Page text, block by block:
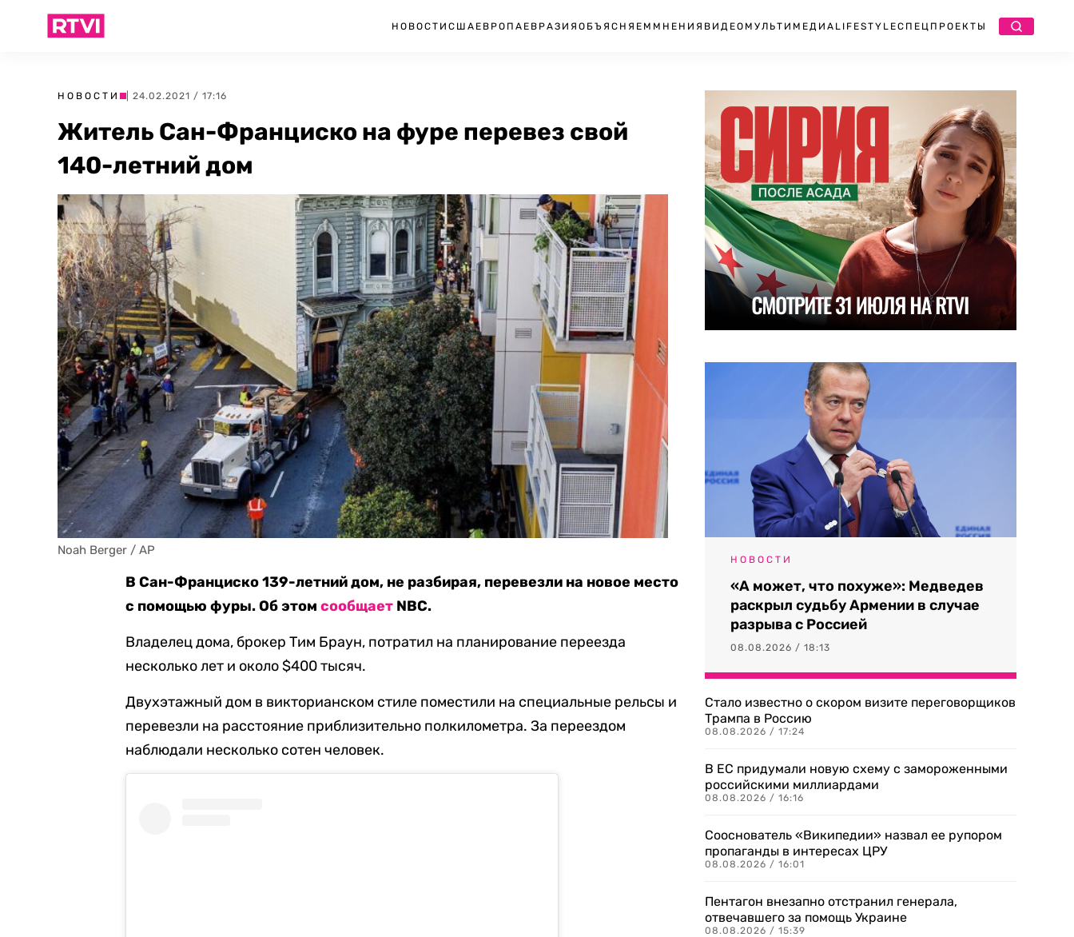
НОВОСТИ США ЕВРОПА ЕВРАЗИЯ ОБЪЯСНЯЕМ МНЕНИЯ ВИДЕО МУЛЬТИМЕДИА LIFESTYLEСПЕЦПРОЕКТЫ
НОВОСТИ | 24.02.2021 / 17:16
Житель Сан-Франциско на фуре перевез свой
140-летний дом
Noah Berger / AP
В Сан-Франциско 139-летний дом, не разбирая, перевезли на новое место
с помощью фуры. Об этомсообщает NBC.
Владелец дома, брокер Тим Браун, потратил на планирование переезда
несколько лет и около $400 тысяч.
Двухэтажный дом в викторианском стиле поместили на специальные рельсы и
перевезли на расстояние приблизительно полкилометра. За переездом
наблюдали несколько сотен человек.
НОВОСТИ
«А может, что похуже»: Медведев
раскрыл судьбу Армении в случае
разрыва с Россией
08.08.2026 / 18:13
Стало известно о скором визите переговорщиков
Трампа в Россию
08.08.2026 / 17:24
В ЕС придумали новую схему с замороженными
российскими миллиардами
08.08.2026 / 16:16
Сооснователь «Википедии» назвал ее рупором
пропаганды в интересах ЦРУ
08.08.2026 / 16:01
Пентагон внезапно отстранил генерала,
отвечавшего за помощь Украине
08.08.2026 / 15:39